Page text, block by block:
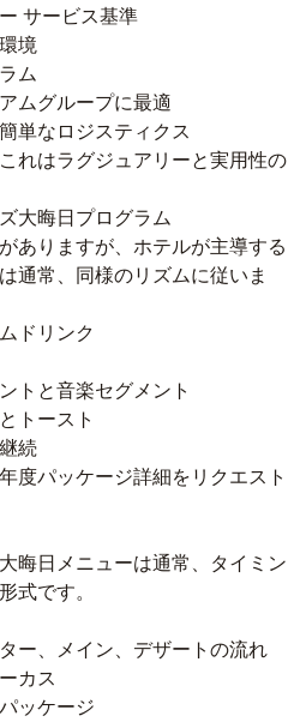
サービス基準
境
ム
ムグループに最適
単なロジスティクス
れはラグジュアリーと実用性の
大晦日プログラム
ありますが、ホテルが主導する
通常、同様のリズムに従いま
ドリンク
トと音楽セグメント
トースト
続
度パッケージ詳細をリクエスト
晦日メニューは通常、タイミン
式です。
ー、メイン、デザートの流れ
カス
ッケージ